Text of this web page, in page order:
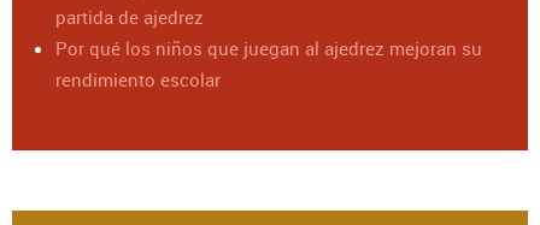
partida de ajedrez
Por qué los niños que juegan al ajedrez mejoran su
rendimiento escolar